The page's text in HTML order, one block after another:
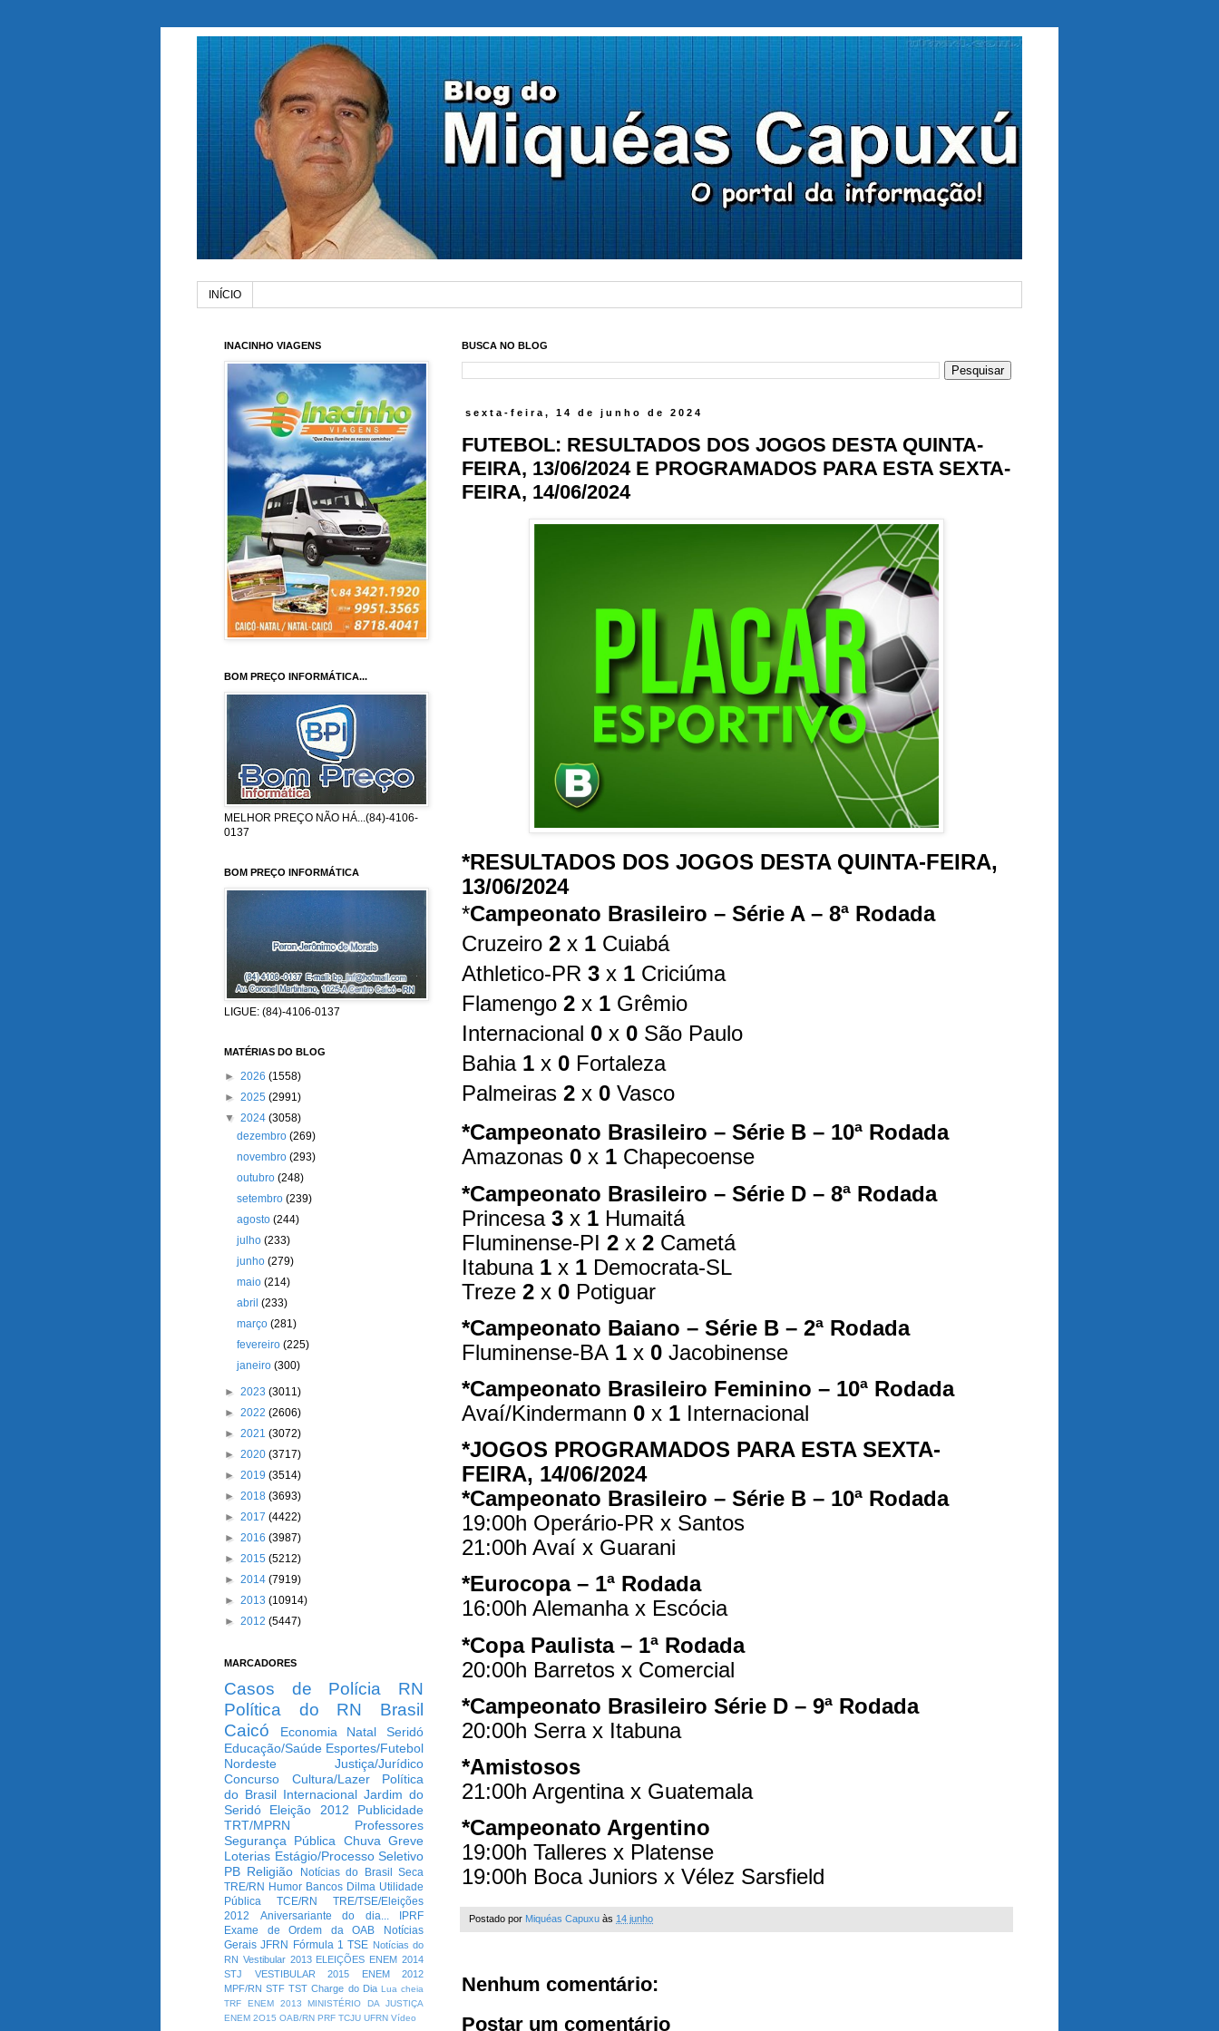
INÍCIO
BUSCA NO BLOG
sexta-feira, 14 de junho de 2024
FUTEBOL: RESULTADOS DOS JOGOS DESTA QUINTA-
FEIRA, 13/06/2024 E PROGRAMADOS PARA ESTA SEXTA-
FEIRA, 14/06/2024
*RESULTADOS DOS JOGOS DESTA QUINTA-FEIRA,
13/06/2024
*Campeonato Brasileiro – Série A – 8ª Rodada
Cruzeiro 2 x 1 Cuiabá
Athletico-PR 3 x 1 Criciúma
Flamengo 2 x 1 Grêmio
Internacional 0 x 0 São Paulo
Bahia 1 x 0 Fortaleza
Palmeiras 2 x 0 Vasco
*Campeonato Brasileiro – Série B – 10ª Rodada
Amazonas 0 x 1 Chapecoense
*Campeonato Brasileiro – Série D – 8ª Rodada
Princesa 3 x 1 Humaitá
Fluminense-PI 2 x 2 Cametá
Itabuna 1 x 1 Democrata-SL
Treze 2 x 0 Potiguar
*Campeonato Baiano – Série B – 2ª Rodada
Fluminense-BA 1 x 0 Jacobinense
*Campeonato Brasileiro Feminino – 10ª Rodada
Avaí/Kindermann 0 x 1 Internacional
*JOGOS PROGRAMADOS PARA ESTA SEXTA-
FEIRA, 14/06/2024
*Campeonato Brasileiro – Série B – 10ª Rodada
19:00h Operário-PR x Santos
21:00h Avaí x Guarani
*Eurocopa – 1ª Rodada
16:00h Alemanha x Escócia
*Copa Paulista – 1ª Rodada
20:00h Barretos x Comercial
*Campeonato Brasileiro Série D – 9ª Rodada
20:00h Serra x Itabuna
*Amistosos
21:00h Argentina x Guatemala
*Campeonato Argentino
19:00h Talleres x Platense
19:00h Boca Juniors x Vélez Sarsfield
Postado por Miquéas Capuxu às 14 junho
Nenhum comentário:
Postar um comentário
INACINHO VIAGENS
BOM PREÇO INFORMÁTICA...
MELHOR PREÇO NÃO HÁ...(84)-4106-
0137
BOM PREÇO INFORMÁTICA
LIGUE: (84)-4106-0137
MATÉRIAS DO BLOG
► 2026 (1558)
► 2025 (2991)
▼ 2024 (3058)
dezembro(269)
novembro(293)
outubro(248)
setembro(239)
agosto(244)
julho(233)
junho(279)
maio(214)
abril(233)
março(281)
fevereiro(225)
janeiro(300)
► 2023 (3011)
► 2022 (2606)
► 2021 (3072)
► 2020 (3717)
► 2019 (3514)
► 2018 (3693)
► 2017 (4422)
► 2016 (3987)
► 2015 (5212)
► 2014 (7919)
► 2013 (10914)
► 2012 (5447)
MARCADORES
Casos de Polícia
RN
Política do RN
Brasil
Caicó
Economia Natal
Seridó
Educação/Saúde Esportes/Futebol
Nordeste
Justiça/Jurídico
Concurso
Cultura/Lazer
Política
do Brasil Internacional Jardim do
Seridó
Eleição 2012
Publicidade
TRT/MPRN
Professores
Segurança Pública Chuva Greve
Loterias Estágio/Processo Seletivo
PB Religião Notícias do Brasil
Seca
TRE/RN Humor Bancos Dilma Utilidade
Pública
TCE/RN
TRE/TSE/Eleições
2012
Aniversariante do dia...
IPRF
Exame de Ordem da OAB
Notícias
Gerais JFRN Fórmula 1 TSE Notícias do
RN Vestibular 2013 ELEIÇÕES ENEM 2014
STJ
VESTIBULAR 2015
ENEM 2012
MPF/RN STF TST Charge do Dia Lua cheia
TRF
ENEM 2013
MINISTÉRIO DA JUSTIÇA
ENEM 2O15 OAB/RN PRF TCJU UFRN Vídeo